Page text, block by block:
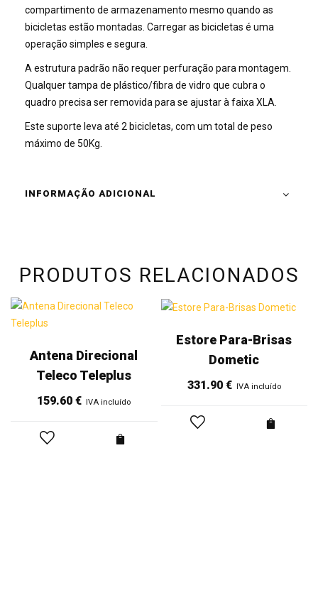
compartimento de armazenamento mesmo quando as
bicicletas estão montadas. Carregar as bicicletas é uma
operação simples e segura.
A estrutura padrão não requer perfuração para montagem.
Qualquer tampa de plástico/fibra de vidro que cubra o
quadro precisa ser removida para se ajustar à faixa XLA.
Este suporte leva até 2 bicicletas, com um total de peso
máximo de 50Kg.
INFORMAÇÃO ADICIONAL
PRODUTOS RELACIONADOS
Antena Direcional
Teleco Teleplus
159.60€ IVA incluído
Estore Para-Brisas
Dometic
331.90 € IVA incluído